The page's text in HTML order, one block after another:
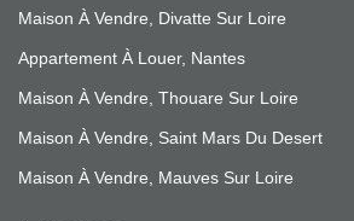
Maison À Vendre, Divatte Sur Loire
Appartement À Louer, Nantes
Maison À Vendre, Thouare Sur Loire
Maison À Vendre, Saint Mars Du Desert
Maison À Vendre, Mauves Sur Loire